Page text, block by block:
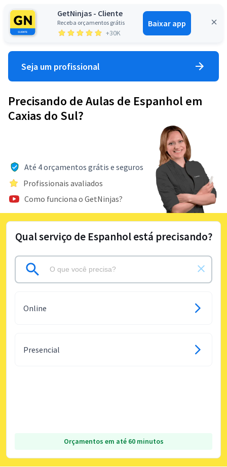
GetNinjas - Cliente
Receba orçamentos grátis
+30K
Baixar app
Entrar
Seja um profissional
Precisando de Aulas de Espanhol em
Caxias do Sul?
Até 4 orçamentos grátis e seguros
Profissionais avaliados
Como funciona o GetNinjas?
Qual serviço de Espanhol está precisando?
Online
Presencial
Orçamentos em até 60 minutos